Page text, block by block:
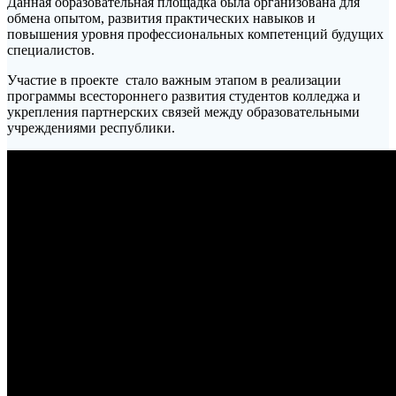
обмена опытом, развития практических навыков и
повышения уровня профессиональных компетенций будущих
специалистов.
Участие в проекте стало важным этапом в реализации
программы всестороннего развития студентов колледжа и
укрепления партнерских связей между образовательными
учреждениями республики.